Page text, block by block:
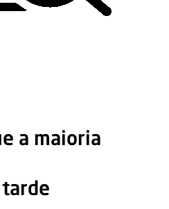
a maioria